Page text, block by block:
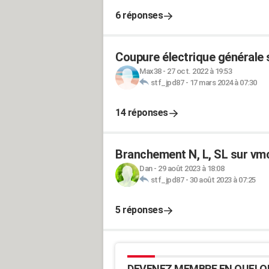
6 réponses
Coupure électrique
Max38- 27 oct. 2022 à 19:53
stf_jpd87- 17 mars 2024 à 07:30
14 réponses
Branchement N, L, SL sur
Dan- 29 août 2023 à 18:08
stf_jpd87- 30 août 2023 à 07:25
5 réponses